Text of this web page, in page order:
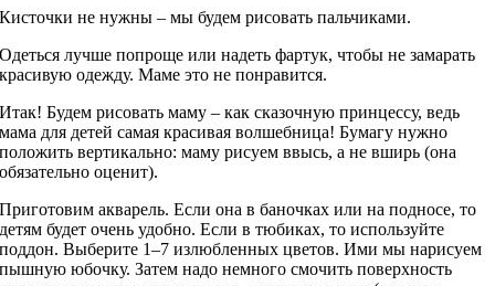
Кисточки не нужны – мы будем рисовать пальчиками.
Одеться лучше попроще или надеть фартук, чтобы не замарать
красивую одежду. Маме это не понравится.
Итак! Будем рисовать маму – как сказочную принцессу, ведь
мама для детей самая красивая волшебница! Бумагу нужно
положить вертикально: маму рисуем ввысь, а не вширь (она
обязательно оценит).
Приготовим акварель. Если она в баночках или на подносе, то
детям будет очень удобно. Если в тюбиках, то используйте
поддон. Выберите 1–7 излюбленных цветов. Ими мы нарисуем
пышную юбочку. Затем надо немного смочить поверхность